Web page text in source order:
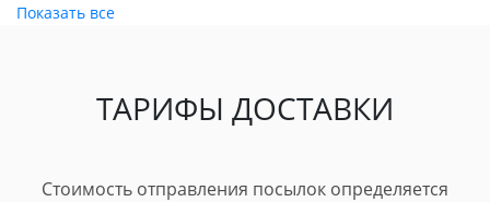
Показать все
ТАРИФЫ ДОСТАВКИ
Стоимость отправления посылок определяется